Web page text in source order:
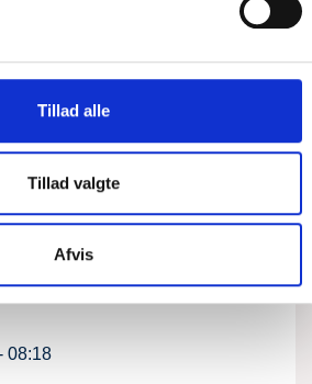
Tillad alle
Tillad valgte
Afvis
MED
08:18